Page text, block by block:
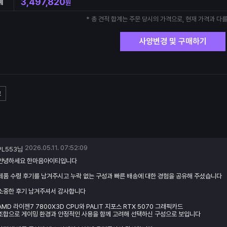
원
* 총 견적 합계는 주문 당시의 가격으로, 현재 가격과 다
사양변경 및 구매하기
님 2026.05.11. 07:52:09
녕하세요 한마음아이티입니다
품 수령 후기를 남겨주시고 누락 없는 구성과 빠른 배송에 대한 경험을 공유해 주셨습니다
중한 후기 남겨주셔서 감사합니다
라이젠7 7800X3D CPU와 PALIT 지포스 RTX 5070 그래픽카드
합으로 게이밍 환경과 안정적인 사용을 함께 고려해 선택하신 구성으로 보입니다